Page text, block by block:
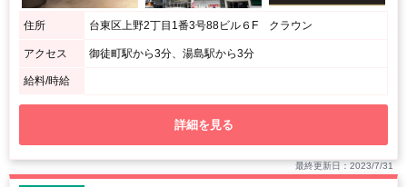
住所 台東区上野2丁目1番3号88ビル６F クラウン
アクセス 御徒町駅から3分、湯島駅から3分
給料/時給
詳細を見る
最終更新日：2023/7/31